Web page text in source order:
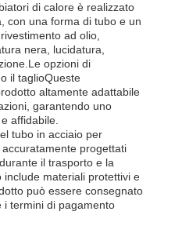
di calore è realizzato
con una forma di tubo e un
ad olio,
nera, lucidatura,
opzioni di
il taglioQueste
altamente adattabile
garantendo uno
affidabile.
tubo in acciaio per
progettati
il trasporto e la
materiali protettivi e
può essere consegnato
termini di pagamento